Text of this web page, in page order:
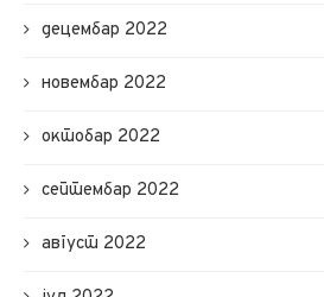
децембар 2022
новембар 2022
октобар 2022
септембар 2022
август 2022